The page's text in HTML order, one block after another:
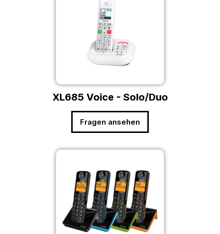
XL685 Voice - Solo/Duo
Fragen ansehen